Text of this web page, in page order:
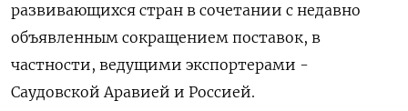
развивающихся стран в сочетании с недавно
объявленным сокращением поставок, в
частности, ведущими экспортерами -
Саудовской Аравией и Россией.